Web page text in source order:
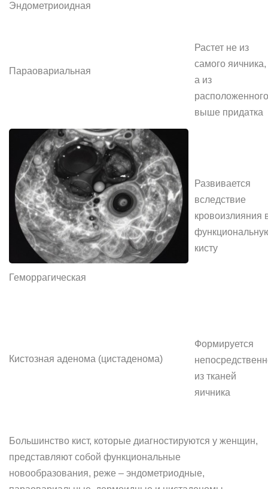
Эндометриоидная
Параовариальная
Растет не из
самого яичника,
а из
расположенного
выше придатка
Геморрагическая
Развивается
вследствие
кровоизлияния
кисту
Кистозная аденома (цистаденома)
Формируется
из тканей
яичника
Большинство кист, которые диагностируются у женщин,
представляют собой функциональные
новообразования, реже – эндометриодные,